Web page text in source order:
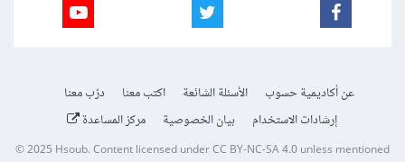
عن أكاديمية حسوب الأسئلة الشائعة اكتب معنا
درّب معنا
إرشادات الاستخدام
بيان الخصوصية مركز المساعدة
© 2025Hsoub.Content licensed underCC BY-NC-SA 4.0unless mentioned